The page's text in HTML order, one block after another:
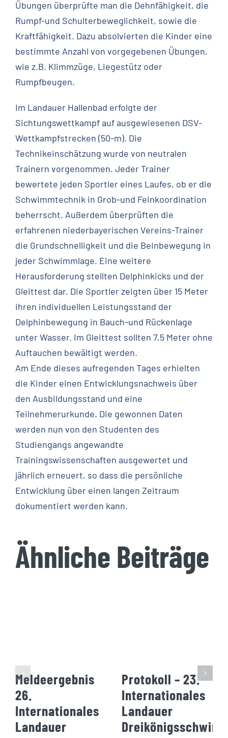
Übungen überprüfte man die Dehnfähigkeit, die
Rumpf-und Schulterbeweglichkeit, sowie die
Kraftfähigkeit. Dazu absolvierten die Kinder eine
bestimmte Anzahl von vorgegebenen Übungen,
wie z.B. Klimmzüge, Liegestütz oder
Rumpfbeugen.
Im Landauer Hallenbad erfolgte der
Sichtungswettkampf auf ausgewiesenen DSV-
Wettkampfstrecken (50-m). Die
Technikeinschätzung wurde von neutralen
Trainern vorgenommen. Jeder Trainer
bewertete jeden Sportler eines Laufes, ob er die
Schwimmtechnik in Grob-und Feinkoordination
beherrscht. Außerdem überprüften die
erfahrenen niederbayerischen Vereins-Trainer
die Grundschnelligkeit und die Beinbewegung in
jeder Schwimmlage. Eine weitere
Herausforderung stellten Delphinkicks und der
Gleittest dar. Die Sportler zeigten über 15 Meter
ihren individuellen Leistungsstand der
Delphinbewegung in Bauch-und Rückenlage
unter Wasser. Im Gleittest sollten 7,5 Meter ohne
Auftauchen bewältigt werden.
Am Ende dieses aufregenden Tages erhielten
die Kinder einen Entwicklungsnachweis über
den Ausbildungsstand und eine
Teilnehmerurkunde. Die gewonnen Daten
werden nun von den Studenten des
Studiengangs angewandte
Trainingswissenschaften ausgewertet und
jährlich erneuert, so dass die persönliche
Entwicklung über einen langen Zeitraum
dokumentiert werden kann.
Ähnliche Beiträge
Meldeergebnis
26.
Internationales
Landauer
Protokoll – 23.
Internationales
Landauer